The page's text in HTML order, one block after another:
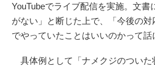
YouTubeでライブ配信を実施。文
がない」と断じた上で、「今後の
でやっていたことはいいのかって話
具体例として「ナメクジのついた